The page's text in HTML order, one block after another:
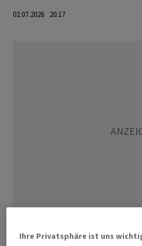
02.07.2026 20:17
Der Westen hatte der Ukraine
Ihre Privatsphäre ist uns